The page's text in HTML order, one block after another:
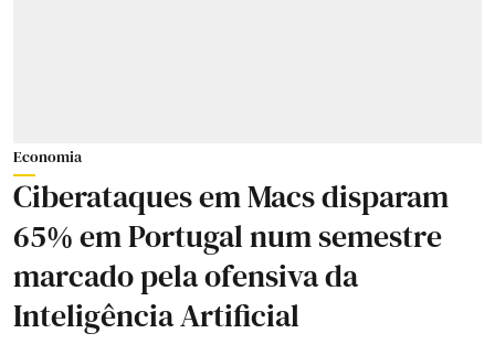
Economia
Ciberataques em Macs disparam
65% em Portugal num semestre
marcado pela ofensiva da
Inteligência Artificial